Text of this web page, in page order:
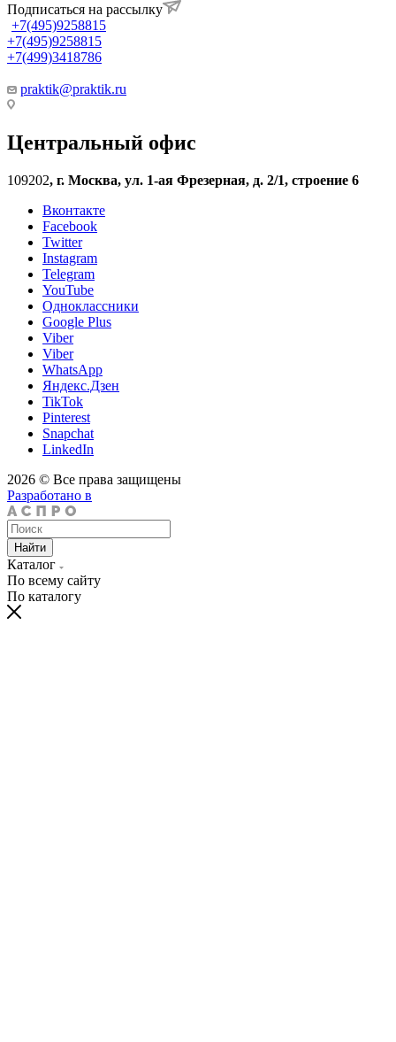
Подписаться на рассылку
+7(495)9258815
+7(495)9258815
+7(499)3418786
praktik@praktik.ru
Центральный офис
109202, г. Москва, ул. 1-ая Фрезерная, д. 2/1, строение 6
Вконтакте
Facebook
Twitter
Instagram
Telegram
YouTube
Одноклассники
Google Plus
Viber
Viber
WhatsApp
Яндекс.Дзен
TikTok
Pinterest
Snapchat
LinkedIn
2026 © Все права защищены
Разработано в
Найти
Каталог
По всему сайту
По каталогу